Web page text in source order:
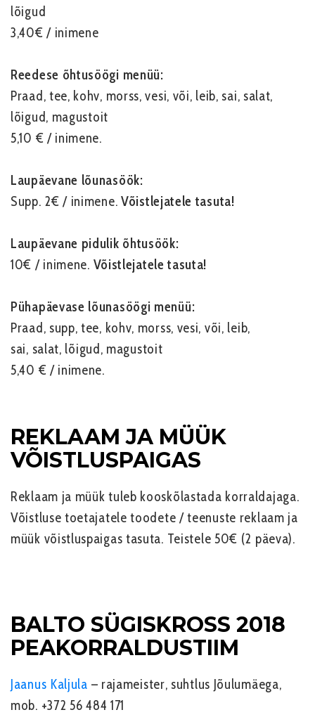
lõigud
3,40€ / inimene
Reedese õhtusöögi menüü:
Praad, tee, kohv, morss, vesi, või, leib, sai, salat,
lõigud, magustoit
5,10 € / inimene.
Laupäevane lõunasöök:
Supp. 2€ / inimene. Võistlejatele tasuta!
Laupäevane pidulik õhtusöök:
10€ / inimene. Võistlejatele tasuta!
Pühapäevase lõunasöögi menüü:
Praad, supp, tee, kohv, morss, vesi, või, leib,
sai, salat, lõigud, magustoit
5,40 € / inimene.
REKLAAM JA MÜÜK
VÕISTLUSPAIGAS
Reklaam ja müük tuleb kooskõlastada korraldajaga.
Võistluse toetajatele toodete / teenuste reklaam ja
müük võistluspaigas tasuta. Teistele 50€ (2 päeva).
BALTO SÜGISKROSS 2018
PEAKORRALDUSTIIM
Jaanus Kaljula – rajameister, suhtlus Jõulumäega,
mob. +372 56 484 171